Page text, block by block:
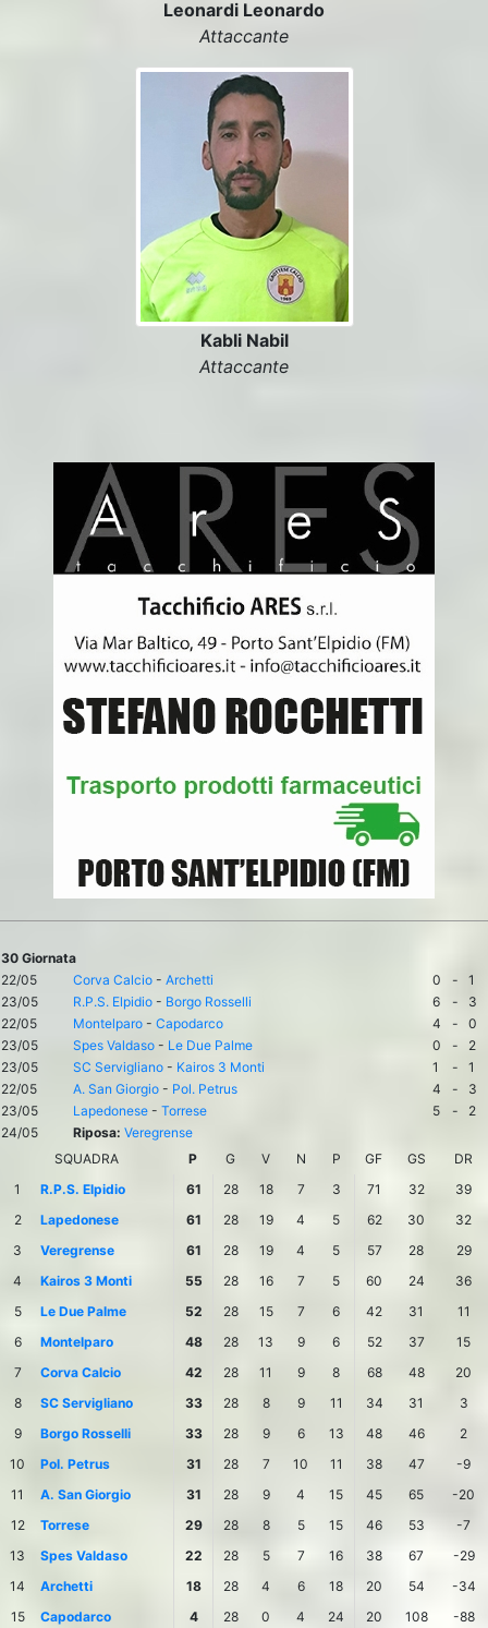
Leonardi Leonardo
Attaccante
Kabli Nabil
Attaccante
30 Giornata
22/05
Corva Calcio - Archetti 0 -
1
23/05
R.P.S. Elpidio - Borgo Rosselli 6 -
3
22/05
Montelparo - Capodarco 4 -
0
23/05
Spes Valdaso - Le Due Palme 0 -
2
23/05
SC Servigliano - Kairos 3 Monti 1 -
1
22/05
A. San Giorgio - Pol. Petrus 4 -
3
23/05
Lapedonese - Torrese 5 -
2
24/05
Riposa: Veregrense
SQUADRA
P G V N P GF GS
DR
1
R.P.S. Elpidio 61 28 18 7 3 71 32
39
2
Lapedonese 61 28 19 4 5 62 30
32
3
Veregrense 61 28 19 4 5 57 28
29
4
Kairos 3 Monti 55 28 16 7 5 60 24
36
5
Le Due Palme 52 28 15 7 6 42 31
11
6
Montelparo 48 28 13 9 6 52 37
15
7
Corva Calcio 42 28 11 9 8 68 48
20
8
SC Servigliano 33 28 8 9 11 34 31
3
9
Borgo Rosselli 33 28 9 6 13 48 46
2
10
Pol. Petrus 31 28 7 10 11 38 47
-9
11
A. San Giorgio 31 28 9 4 15 45 65
-20
12
Torrese 29 28 8 5 15 46 53
-7
13
Spes Valdaso 22 28 5 7 16 38 67
-29
14
Archetti 18 28 4 6 18 20 54
-34
15
Capodarco 4 28 0 4 24 20 108 -88